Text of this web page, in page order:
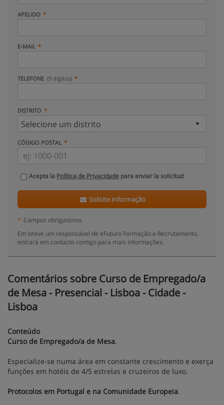
APELIDO
E-MAIL
TELEFONE (9 dígitos)
DISTRITO
CÓDIGO POSTAL
Acepta la Política de Privacidade para enviar la solicitud
Solicite informação
* Campos obrigatórios
Em breve um responsável de eFuturo Formação e Recrutamento,
entrará em contacto contigo para mais informações.
Comentários sobre Curso de Empregado/a
de Mesa - Presencial - Lisboa - Cidade -
Lisboa
Conteúdo
Curso de Empregado/a de Mesa.
Especialize-se numa área em constante crescimento e exerça
funções em hotéis de 4/5 estrelas e cruzeiros de luxo.
Protocolos em Portugal e na Comunidade Europeia.